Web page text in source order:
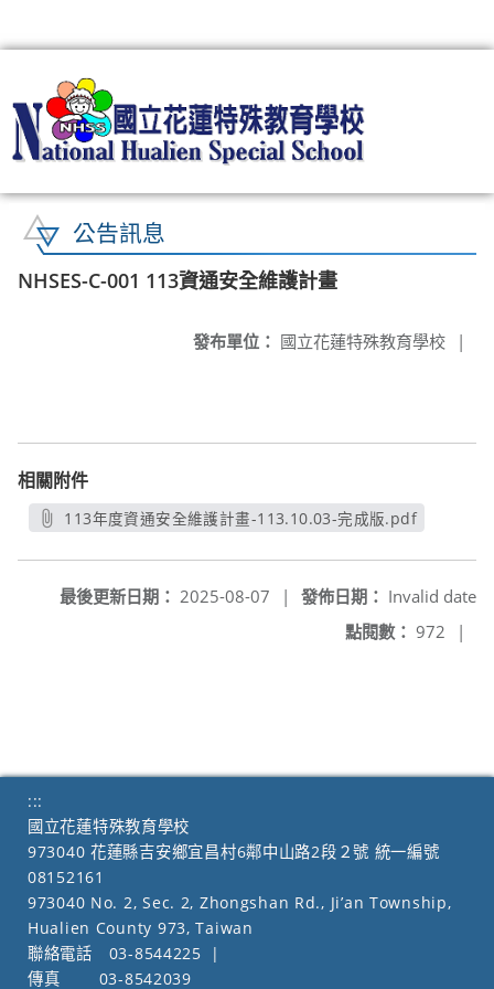
公告訊息
NHSES-C-001 113資通安全維護計畫
發布單位： 國立花蓮特殊教育學校 |
相關附件
113年度資通安全維護計畫-113.10.03-完成版.pdf
發佈日期： Invalid date
最後更新日期： 2025-08-07
|
點閱數： 972 |
:::
國立花蓮特殊教育學校
973040 花蓮縣吉安鄉宜昌村6鄰中山路2段２號 統一編號
08152161
973040 No. 2, Sec. 2, Zhongshan Rd., Ji’an Township,
Hualien County 973, Taiwan
聯絡電話
03-8544225
|
傳真
03-8542039